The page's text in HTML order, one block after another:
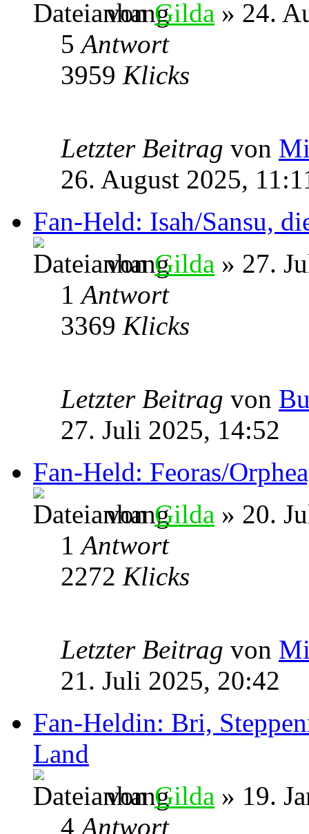
vonGilda » 24.
5Antwort
3959 Klicks
Letzter Beitrag von
26. August 2025,
Fan-Held: Isah/Sansu,
vonGilda » 27.
1Antwort
3369 Klicks
Letzter Beitrag von
27. Juli 2025, 14:52
Fan-Held: Feoras/
vonGilda » 20.
1Antwort
2272 Klicks
Letzter Beitrag von
21. Juli 2025, 20:42
Fan-Heldin: Bri,
Land
vonGilda » 19.
4 Antwort